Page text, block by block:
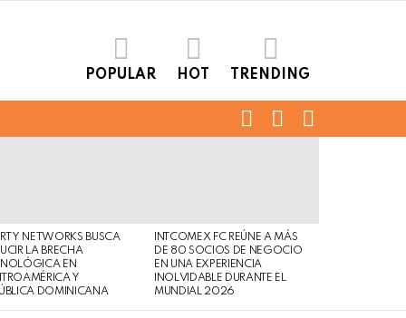
POPULAR HOT TRENDING
FOLLOWSEARCH
NETWORKS BUSCA
LA BRECHA
EN
Y
DOMINICANA
INTCOMEX FC REÚNE A MÁS
DE 80 SOCIOS DE NEGOCIO
EN UNA EXPERIENCIA
INOLVIDABLE DURANTE EL
MUNDIAL 2026